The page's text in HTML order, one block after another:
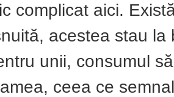
complicat aici.
acestea stau
unii, consumul
ceea ce